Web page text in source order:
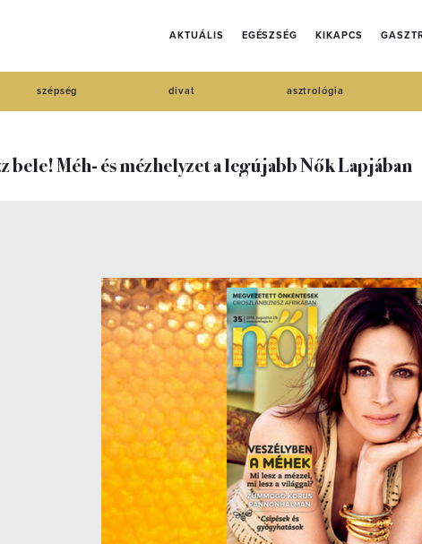
AKTUÁLIS EGÉSZSÉG KIKAPCS
szépség divat asztrológia
bele! Méh- és mézhelyzet a legújabb Nők Lapjában